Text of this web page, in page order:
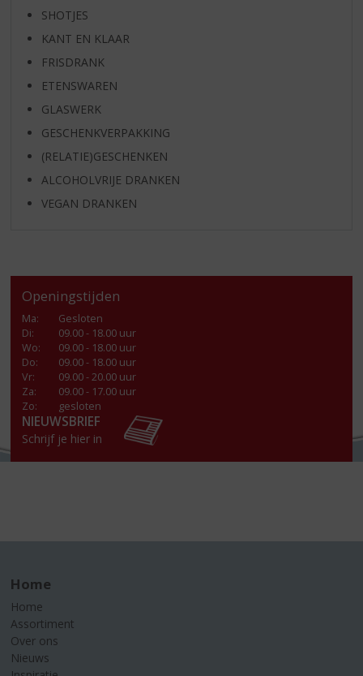
SHOTJES
KANT EN KLAAR
FRISDRANK
ETENSWAREN
GLASWERK
GESCHENKVERPAKKING
(RELATIE)GESCHENKEN
ALCOHOLVRIJE DRANKEN
VEGAN DRANKEN
Openingstijden
Ma:
Gesloten
Di:
09.00 - 18.00 uur
Wo:
09.00 - 18.00 uur
Do:
09.00 - 18.00 uur
Vr:
09.00 - 20.00 uur
Za:
09.00 - 17.00 uur
Zo:
gesloten
NIEUWSBRIEF
Schrijf je hier in
Home
Home
Assortiment
Over ons
Nieuws